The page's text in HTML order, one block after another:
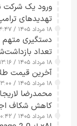
ورود یک شرکت
تهدیدهای
۱۸ مرداد ۱۴۰۵ / ۱۴:۴۷
دستگیری متهم
تعداد
۱۸ مرداد ۱۴۰۵ / ۱۳:۱۶
آخرین قیمت طلا،سکه
۱۸ مرداد ۱۴۰۵ / ۱۳:۰۰
محمدرضا
کاهش شکاف
۱۸ مرداد ۱۴۰۵ / ۱۰:۴۲